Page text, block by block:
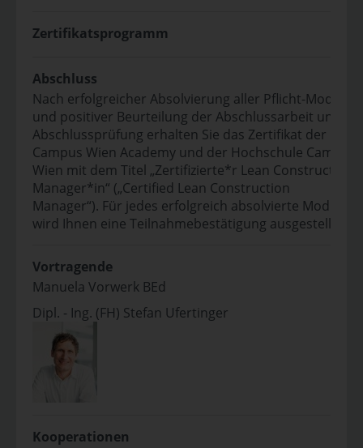
Zertifikatsprogramm
Abschluss
Nach erfolgreicher Absolvierung aller Pflicht-Module
und positiver Beurteilung der Abschlussarbeit und
Abschlussprüfung erhalten Sie das Zertifikat der
Campus Wien Academy und der Hochschule Campus
Wien mit dem Titel „Zertifizierte*r Lean Construction
Manager*in“ („Certified Lean Construction
Manager“). Für jedes erfolgreich absolvierte Modul
wird Ihnen eine Teilnahmebestätigung ausgestellt.
Vortragende
Manuela Vorwerk BEd
Dipl. - Ing. (FH) Stefan Ufertinger
Kooperationen